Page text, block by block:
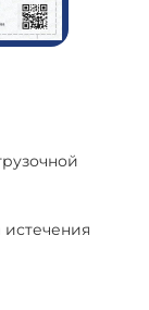
истечения